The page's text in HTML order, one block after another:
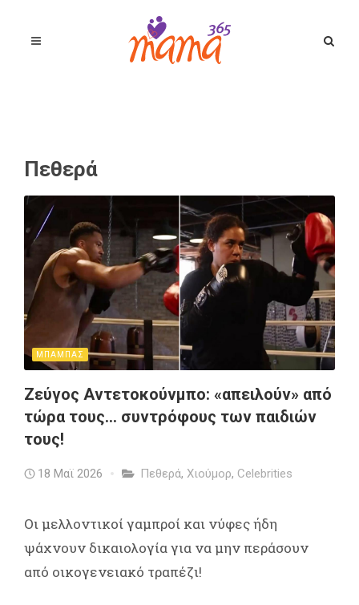
Πεθερά
ΜΠΑΜΠΑΣ
Ζεύγος Αντετοκούνμπο: «απειλούν» από
τώρα τους... συντρόφους των παιδιών
τους!
18 Μαϊ 2026 Πεθερά, Χιούμορ, Celebrities
Οι μελλοντικοί γαμπροί και νύφες ήδη
ψάχνουν δικαιολογία για να μην περάσουν
από οικογενειακό τραπέζι!